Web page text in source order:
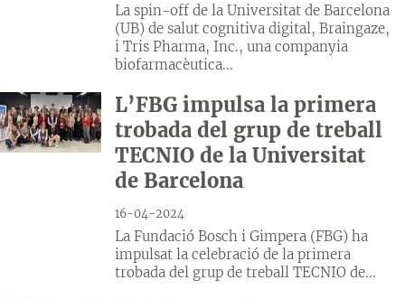
La spin-off de la Universitat de Barcelona
(UB) de salut cognitiva digital, Braingaze,
i Tris Pharma, Inc., una companyia
biofarmacèutica...
L’FBG impulsa la primera
trobada del grup de treball
TECNIO de la Universitat
de Barcelona
16-04-2024
La Fundació Bosch i Gimpera (FBG) ha
impulsat la celebració de la primera
trobada del grup de treball TECNIO de...